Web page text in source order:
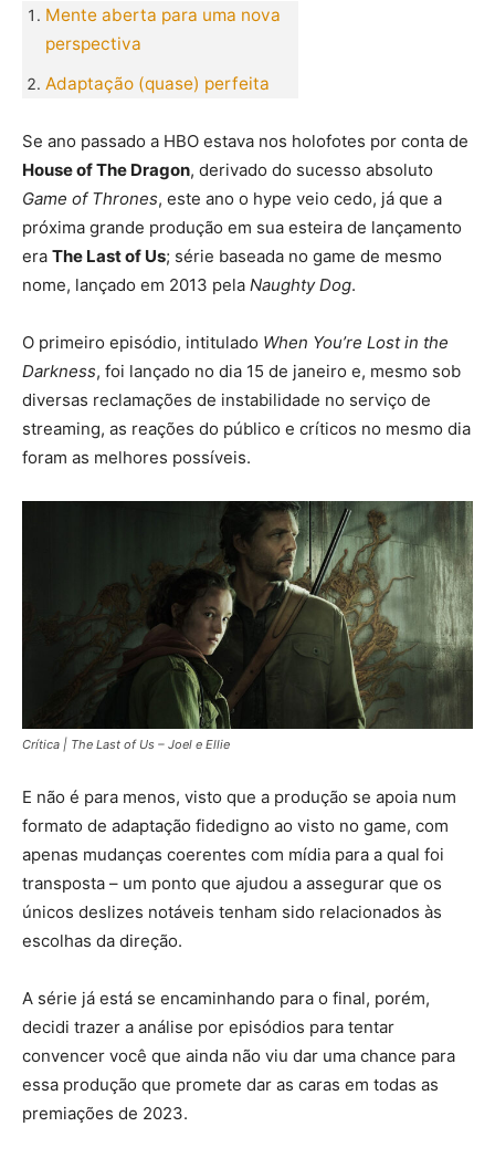
Mente aberta para uma nova
perspectiva
Adaptação (quase) perfeita
Se ano passado a HBO estava nos holofotes por conta de
House of The Dragon, derivado do sucesso absoluto
Game of Thrones, este ano o hype veio cedo, já que a
próxima grande produção em sua esteira de lançamento
era The Last of Us; série baseada no game de mesmo
nome, lançado em 2013 pela Naughty Dog.
O primeiro episódio, intitulado When You’re Lost in the
Darkness, foi lançado no dia 15 de janeiro e, mesmo sob
diversas reclamações de instabilidade no serviço de
streaming, as reações do público e críticos no mesmo dia
foram as melhores possíveis.
Crítica | The Last of Us – Joel e Ellie
E não é para menos, visto que a produção se apoia num
formato de adaptação fidedigno ao visto no game, com
apenas mudanças coerentes com mídia para a qual foi
transposta – um ponto que ajudou a assegurar que os
únicos deslizes notáveis tenham sido relacionados às
escolhas da direção.
A série já está se encaminhando para o final, porém,
decidi trazer a análise por episódios para tentar
convencer você que ainda não viu dar uma chance para
essa produção que promete dar as caras em todas as
premiações de 2023.